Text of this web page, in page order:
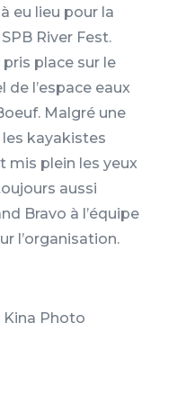
eu lieu pour la
River Fest.
pris place sur le
l’espace eaux
Malgré une
kayakistes
mis plein les yeux
aussi
Bravo à l’équipe
l’organisation.
Kina Photo